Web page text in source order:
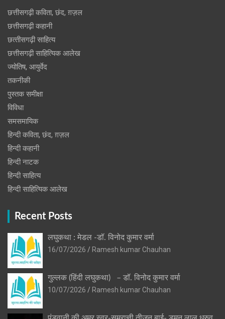
छत्तीसगढ़ी कविता, छंद, ग़ज़ल
छत्तीसगढ़ी कहानी
छत्‍तीसगढ़ी साहित्‍य
छत्तीसगढ़ी साहित्यिक आलेख
ज्योतिष, आयुर्वेद
तकनीकी
पुस्‍तक समीक्षा
विविधा
समसमायिक
हिन्दी कविता, छंद, ग़ज़ल
हिन्दी कहानी
हिन्‍दी नाटक
हिन्दी साहित्य
हिन्दी साहित्यिक आलेख
Recent Posts
लघुकथा : मेडल -डॉ. विनोद कुमार वर्मा
16/07/2026
Ramesh kumar Chauhan
गुल्लक (हिंदी लघुकथा) – डॉ. विनोद कुमार वर्मा
10/07/2026
Ramesh kumar Chauhan